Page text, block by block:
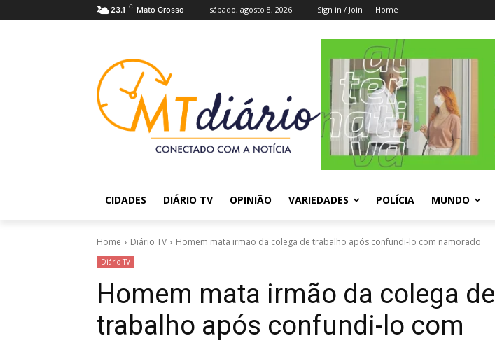
23.1 C Mato Grosso sábado, agosto 8, 2026 Sign in / Join Home
CIDADES DIÁRIO TV OPINIÃO VARIEDADES POLÍCIA MUNDO
Home Diário TV Homem mata irmão da colega de trabalho após confundi-lo com namorado
Diário TV
Homem mata irmão da colega de
trabalho após confundi-lo com